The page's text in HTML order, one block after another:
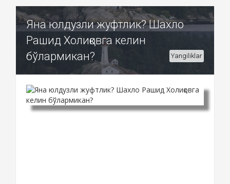
Яна юлдузли жуфтлик? Шахло
Рашид Холиқовга келин
бўлармикан?
Yangiliklar